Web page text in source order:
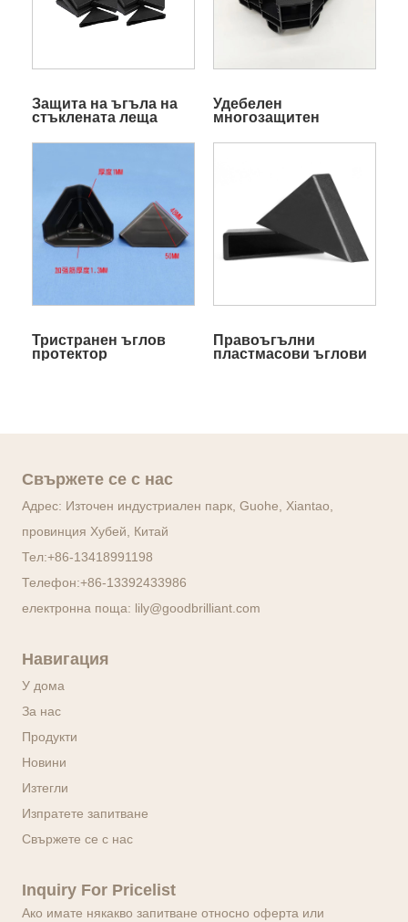
Защита на ъгъла на
стъклената леща
надраскване
Удебелен
многозащитен
ъгъл
Тристранен ъглов
протектор
Правоъгълни
пластмасови ъглови
Свържете се с нас
Адрес: Източен индустриален парк, Guohe, Xiantao,
провинция Хубей, Китай
Тел:+86-13418991198
Телефон:+86-13392433986
електронна поща: lily@goodbrilliant.com
Навигация
У дома
За нас
Продукти
Новини
Изтегли
Изпратете запитване
Свържете се с нас
Inquiry For Pricelist
Ако имате някакво запитване относно оферта или